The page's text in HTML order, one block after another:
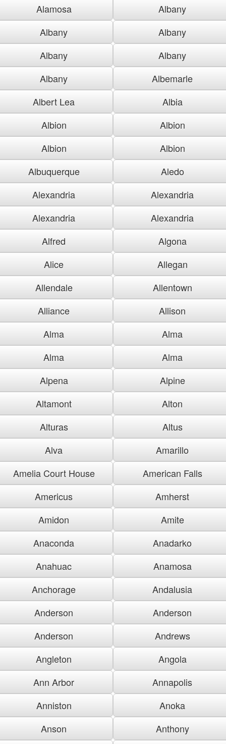
Alamosa
Albany
Albany
Albany
Albany
Albany
Albany
Albemarle
Albert Lea
Albia
Albion
Albion
Albion
Albion
Albuquerque
Aledo
Alexandria
Alexandria
Alexandria
Alexandria
Alfred
Algona
Alice
Allegan
Allendale
Allentown
Alliance
Allison
Alma
Alma
Alma
Alma
Alpena
Alpine
Altamont
Alton
Alturas
Altus
Alva
Amarillo
Amelia Court House
American Falls
Americus
Amherst
Amidon
Amite
Anaconda
Anadarko
Anahuac
Anamosa
Anchorage
Andalusia
Anderson
Anderson
Anderson
Andrews
Angleton
Angola
Ann Arbor
Annapolis
Anniston
Anoka
Anson
Anthony